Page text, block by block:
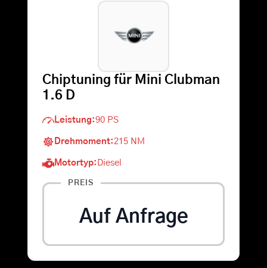
Warenkorb
Chiptuning für Mini Clubman
1.6 D
Leistung:90 PS
Drehmoment: 215 NM
Motortyp: Diesel
PREIS
Auf Anfrage